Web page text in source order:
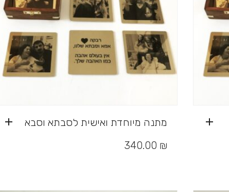
מתנה מיוחדת ואישית לסבתא וסבא
340.00 ₪